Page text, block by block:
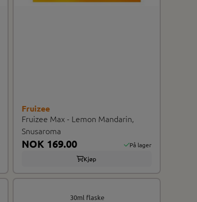
Fruizee
Fruizee Max - Lemon Mandarin,
Snusaroma
NOK 169.00
På lager
Kjøp
30ml flaske